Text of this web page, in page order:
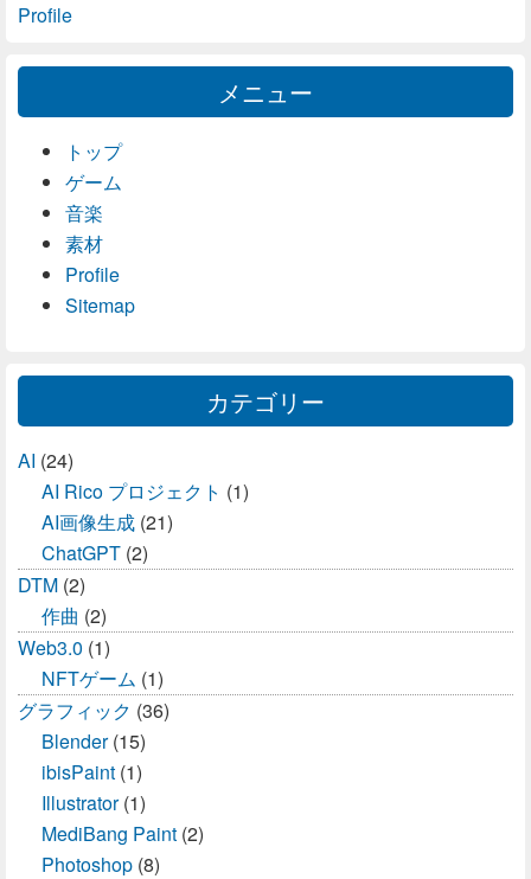
Profile
メニュー
トップ
ゲーム
音楽
素材
Profile
Sitemap
カテゴリー
AI (24)
AI Rico プロジェクト (1)
AI画像生成 (21)
ChatGPT (2)
DTM (2)
作曲 (2)
Web3.0 (1)
NFTゲーム (1)
グラフィック (36)
Blender(15)
ibisPaint (1)
Illustrator(1)
MediBang Paint (2)
Photoshop (8)